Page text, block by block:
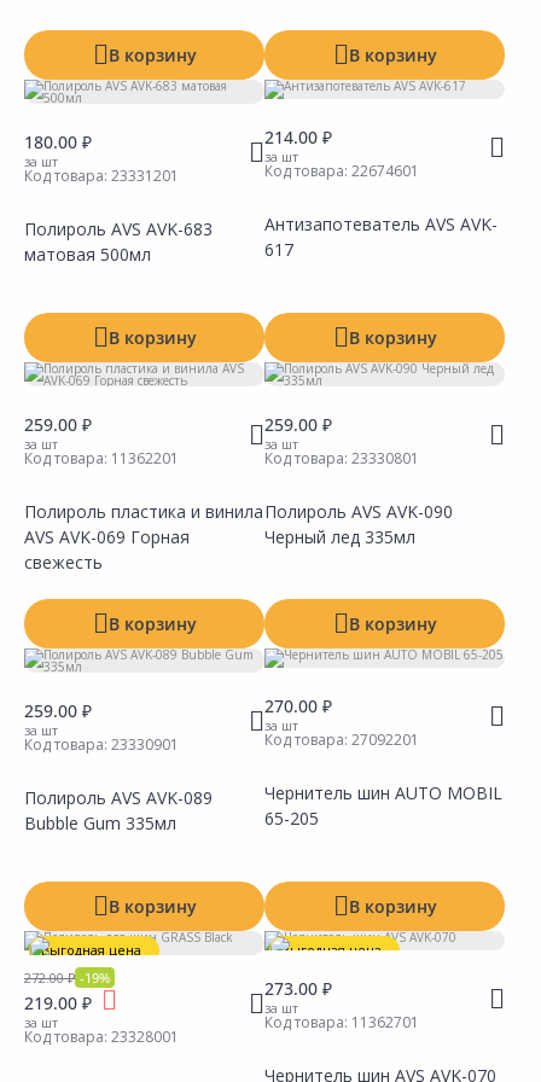
В корзину В корзину
180.00 ₽
за шт
Код товара: 23331201
Полироль AVS AVK-683
матовая 500мл
В корзину
214.00 ₽
за шт
Код товара: 22674601
Антизапотеватель AVS AVK-
617
В корзину
259.00 ₽
за шт
Код товара: 11362201
Полироль пластика и винила
AVS AVK-069 Горная
свежесть
В корзину
259.00 ₽
за шт
Код товара: 23330801
Полироль AVS AVK-090
Черный лед 335мл
В корзину
259.00 ₽
за шт
Код товара: 23330901
Полироль AVS AVK-089
Bubble Gum 335мл
В корзину
270.00 ₽
за шт
Код товара: 27092201
Чернитель шин AUTO MOBIL
65-205
В корзину
Выгодная цена
Акция*
272.00 ₽ -19%
219.00 ₽
за шт
Код товара: 23328001
Выгодная цена
273.00 ₽
за шт
Код товара: 11362701
Чернитель шин AVS AVK-070